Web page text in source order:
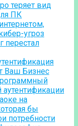
теряет вид
ПК
угроз
перестал
Ваш Бизнес
на
бы
потребности